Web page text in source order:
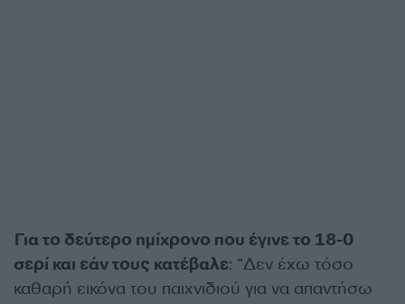
Για το δεύτερο ημίχρονο που έγινε το 18-0
σερί και εάν τους κατέβαλε: “Δεν έχω τόσο
καθαρή εικόνα του παιχνιδιού για να απαντήσω